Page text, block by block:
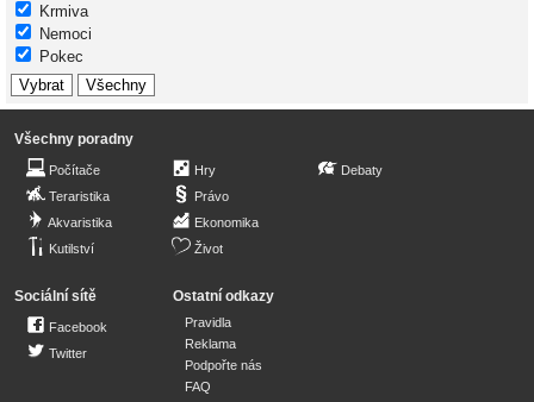
Krmiva
Nemoci
Pokec
Všechny poradny
Počítače
Teraristika
Akvaristika
Kutilství
Hry
Právo
Ekonomika
Život
Debaty
Sociální sítě
Facebook
Twitter
Ostatní odkazy
Pravidla
Reklama
Podpořte nás
FAQ